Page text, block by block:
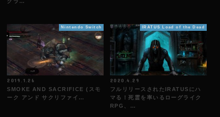
Nintendo Switch
2019.1.26
SMOKE AND SACRIFICE (スモ
ーク アンド サクリファイ…
IRATUS Load of the Dead
2020.4.29
フルリリースされたIRATUSにハ
マる！死霊を率いるローグライク
RPG、…